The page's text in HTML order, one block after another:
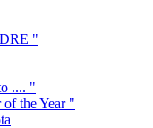
"
.... "
the Year "